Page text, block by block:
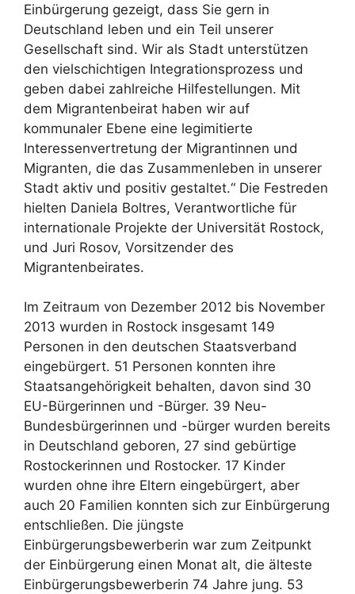
Einbürgerung gezeigt, dass Sie gern in
Deutschland leben und ein Teil unserer
Gesellschaft sind. Wir als Stadt unterstützen
den vielschichtigen Integrationsprozess und
geben dabei zahlreiche Hilfestellungen. Mit
dem Migrantenbeirat haben wir auf
kommunaler Ebene eine legimitierte
Interessenvertretung der Migrantinnen und
Migranten, die das Zusammenleben in unserer
Stadt aktiv und positiv gestaltet.“ Die Festreden
hielten Daniela Boltres, Verantwortliche für
internationale Projekte der Universität Rostock,
und Juri Rosov, Vorsitzender des
Migrantenbeirates.
Im Zeitraum von Dezember 2012 bis November
2013 wurden in Rostock insgesamt 149
Personen in den deutschen Staatsverband
eingebürgert. 51 Personen konnten ihre
Staatsangehörigkeit behalten, davon sind 30
EU-Bürgerinnen und -Bürger. 39 Neu-
Bundesbürgerinnen und -bürger wurden bereits
in Deutschland geboren, 27 sind gebürtige
Rostockerinnen und Rostocker. 17 Kinder
wurden ohne ihre Eltern eingebürgert, aber
auch 20 Familien konnten sich zur Einbürgerung
entschließen. Die jüngste
Einbürgerungsbewerberin war zum Zeitpunkt
der Einbürgerung einen Monat alt, die älteste
Einbürgerungsbewerberin 74 Jahre jung. 53